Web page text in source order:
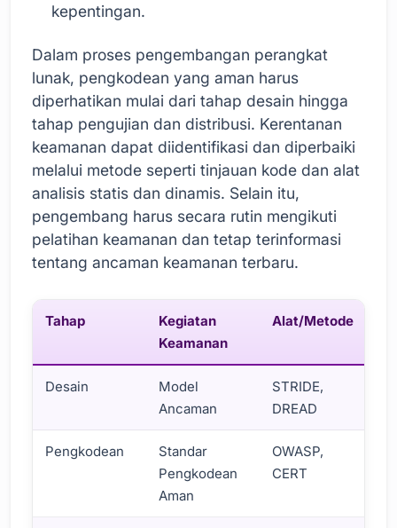
kepentingan.
Dalam proses pengembangan perangkat
lunak, pengkodean yang aman harus
diperhatikan mulai dari tahap desain hingga
tahap pengujian dan distribusi. Kerentanan
keamanan dapat diidentifikasi dan diperbaiki
melalui metode seperti tinjauan kode dan alat
analisis statis dan dinamis. Selain itu,
pengembang harus secara rutin mengikuti
pelatihan keamanan dan tetap terinformasi
tentang ancaman keamanan terbaru.
Tahap
Kegiatan
Keamanan
Alat/Metode
Desain
Model
Ancaman
STRIDE,
DREAD
Pengkodean
Standar
Pengkodean
Aman
OWASP,
CERT